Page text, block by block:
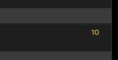
1
1
0
0